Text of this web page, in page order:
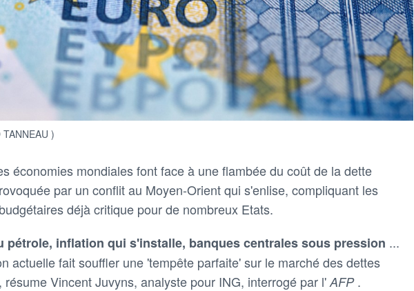
)
économies mondiales font face à une flambée du coût de la dette
par un conflit au Moyen-Orient qui s'enlise, compliquant les
déjà critique pour de nombreux Etats.
pétrole, inflation qui s'installe, banques centrales sous pression ...
actuelle fait souffler une 'tempête parfaite' sur le marché des dettes
résume Vincent Juvyns, analyste pour ING, interrogé par l' AFP .